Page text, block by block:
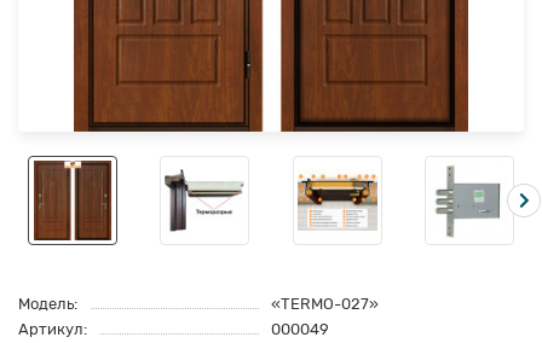
Модель:
«TERMO-027»
Артикул:
000049